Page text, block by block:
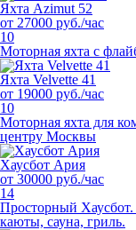
Яхта Azimut 52
от 27000 руб./час
10
Моторная яхта с
Яхта Velvette 41
от 19000 руб./час
10
Моторная яхта для
центру Москвы
Хаусбот Ария
от 30000 руб./час
14
Просторный Хаусбот.
каюты, сауна, гриль.